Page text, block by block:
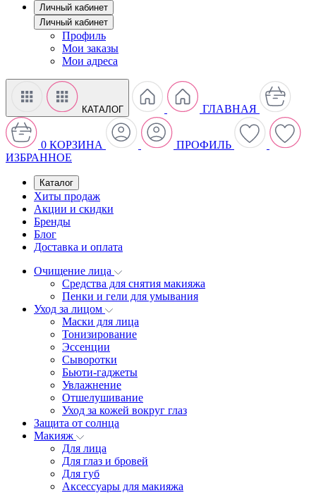
Личный кабинет
Личный кабинет
Профиль
Мои заказы
Мои адреса
КАТАЛОГ ГЛАВНАЯ
0 КОРЗИНА
ПРОФИЛЬ
ИЗБРАННОЕ
Каталог
Хиты продаж
Акции и скидки
Бренды
Блог
Доставка и оплата
Очищение лица
Средства для снятия макияжа
Пенки и гели для умывания
Уход за лицом
Маски для лица
Тонизирование
Эссенции
Сыворотки
Бьюти-гаджеты
Увлажнение
Отшелушивание
Уход за кожей вокруг глаз
Защита от солнца
Макияж
Для лица
Для глаз и бровей
Для губ
Аксессуары для макияжа